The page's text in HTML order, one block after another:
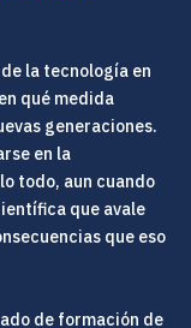
la tecnología en
qué medida
generaciones.
en la
todo, aun cuando
que avale
que eso
de formación de